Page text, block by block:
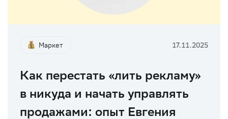
Маркет 17.11.2025
Как перестать «лить рекламу»
в никуда и начать управлять
продажами: опыт Евгения